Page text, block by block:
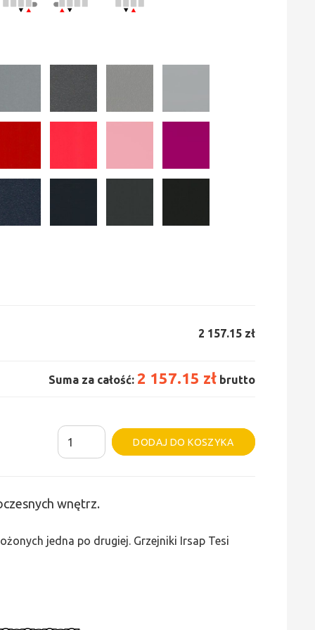
2 157.15 zł
Suma za całość: 2 157.15 zł brutto
ilość
Grzejnik
-
DODAJ DO KOSZYKA
Alternative:
wnętrz.
jedna po drugiej. Grzejniki Irsap Tesi